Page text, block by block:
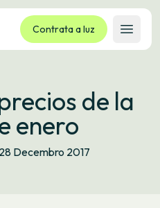
Contrata a luz
Abrir
de la
enero
28 Decembro 2017